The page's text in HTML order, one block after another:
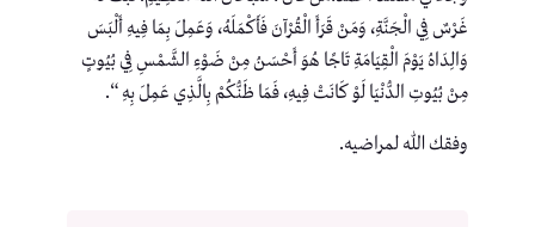
غَرْسٌ فِي الْجَنَّةِ، وَمَنْ قَرَأَ الْقُرْآنَ فَأَكْمَلَهُ، وَعَمِلَ بِمَا فِيهِ أَلْبَسَ
وَالِدَاهُ يَوْمَ الْقِيَامَةِ تَاجًا هُوَ أَحْسَنُ مِنْ ضَوْءِ الشَّمْسِ فِي بُيُوتٍ
مِنْ بُيُوتِ الدُّنْيَا لَوْ كَانَتْ فِيهِ، فَمَا ظَنُّكُمْ بِالَّذِي عَمِلَ بِهِ “.
وفقك الله لمراضيه.